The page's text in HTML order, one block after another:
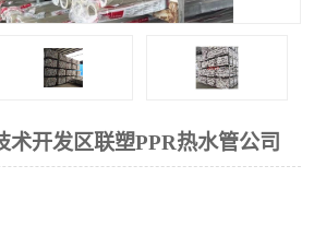
术开发区联塑PPR热水管公司